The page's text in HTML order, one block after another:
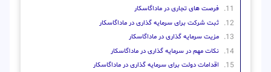
فرصت های تجاری در ماداگاسکار
ثبت شرکت برای سرمایه گذاری در ماداگاسکار
مزیت سرمایه گذاری در ماداگاسکار
نکات مهم در سرمایه گذاری در ماداگاسکار
اقدامات دولت برای سرمایه گذاری در ماداگاسکار